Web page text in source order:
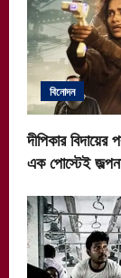
বিনোদন
দীপিকার
এক পোস্টেই